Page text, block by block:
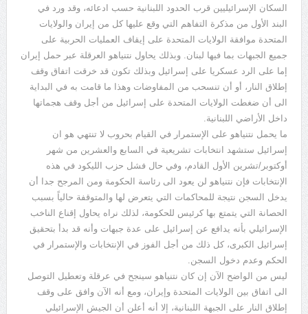
السكان الإسرائيليين قرب الحدود اللبنانية حسب ادعائه، وقد ورد في
البند الأول من مذكرة التفاهم التي وقع عليها كل من إيران والولايات
المتحدة موافقة الولايات المتحدة على إيقاف العمليات الحربية على
جميع الجبهات بما فيها لبنان. وبذلك يحاول نتنياهو العرقلة عبر حمل إيران
إما على الرد عسكريا على إسرائيل وبذلك تكون قد خرقت اتفاق وقف
إطلاق النار، أو أن تنسحب من المفاوضات وهذا ما قامت به في البداية
الى أن ضغطت الولايات المتحدة على إسرائيل من أجل وقف هجماتها
داخل الأراضي اللبنانية.
ما يحمل نتنياهو على الإستمرار في القيام بحروب لا تنتهي هو ان
إسرائيل ستشهد انتخابات تشريعية في السابع والعشرين من شهر
أوكتوبر/تشرين الأول القادم، وفي حال فشل حزب الليكود في هذه
الإنتخابات فإن نتنياهو لن يعود الى رئاسة الحكومة ومن المرجح جدا أن
يدخل السجن نتيجة للمحاكمات التي يتعرض لها والمتوقفة حالياً بسبب
الحصانة التي يتمتع بها كرئيس للحكومة، لذلك نراه يحاول إقناع الناخب
الإسرائيلي بأنه يدافع عن إسرائيل على عدة جبهات وأنه قد بدأ بتحقيق
إسرائيل الكبرى، كل ذلك من أجل الفوز في الإنتخابات والإستمرار في
الحكم وعدم دخول السجن.
ليس من الواضح الآن إن كان نتنياهو سينجح في عرقلة وتعطيل التوصل
الى اتفاق بين الولايات المتحدة وإيران، ومع أنه الآن وافق على وقف
إطلاق النار على الجبهة اللبنانية، إلا أنه أعلن أن الجيش الإسرائيلي